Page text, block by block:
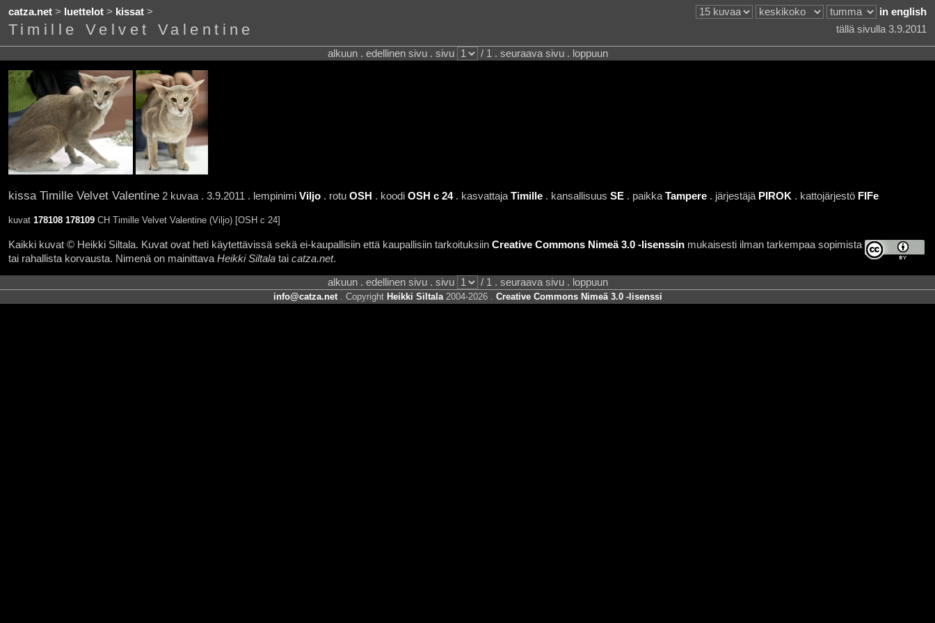
catza.net> luettelot> kissat> in english
Timille Velvet Valentine tällä sivulla 3.9.2011
alkuun . edellinen sivu . sivu / 1 . seuraava sivu . loppuun
kissa Timille Velvet Valentine2 kuvaa . 3.9.2011 . lempinimi Viljo. rotu OSH . koodi OSH c 24. kasvattaja Timille. kansallisuus SE. paikka Tampere. järjestäjä PIROK . kattojärjestö FIFe
kuvat 178108 178109CH Timille Velvet Valentine (Viljo) [OSH c 24]
Kaikki kuvat © Heikki Siltala. Kuvat ovat heti käytettävissä sekä ei-kaupallisiin että kaupallisiin tarkoituksiin Creative Commons Nimeä 3.0 -lisenssinmukaisesti ilman tarkempaa sopimista
tai rahallista korvausta. Nimenä on mainittava Heikki Siltalatai catza.net.
alkuun . edellinen sivu . sivu / 1 . seuraava sivu . loppuun
info@catza.net. Copyright Heikki Siltala2004-2026 . Creative Commons Nimeä 3.0 -lisenssi